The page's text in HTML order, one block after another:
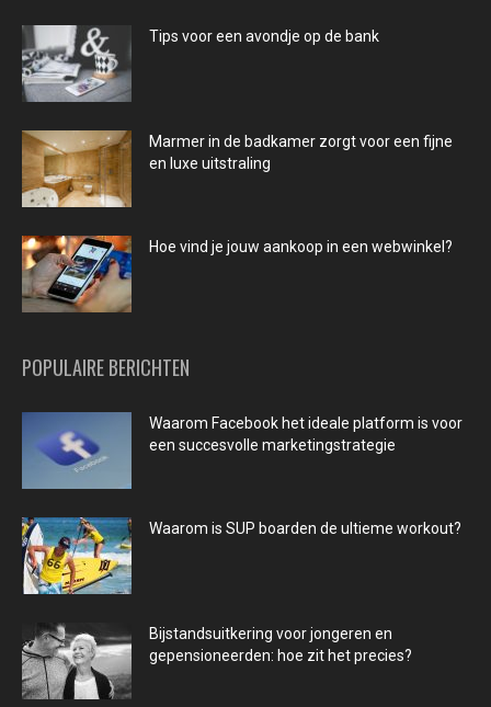
Tips voor een avondje op de bank
Marmer in de badkamer zorgt voor een fijne
en luxe uitstraling
Hoe vind je jouw aankoop in een webwinkel?
POPULAIRE BERICHTEN
Waarom Facebook het ideale platform is voor
een succesvolle marketingstrategie
Waarom is SUP boarden de ultieme workout?
Bijstandsuitkering voor jongeren en
gepensioneerden: hoe zit het precies?